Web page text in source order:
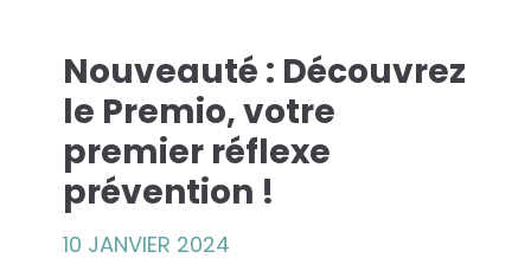
Vie
Azergo
Nouveauté : Découvrez
le Premio, votre
premier réflexe
prévention !
10 JANVIER 2024